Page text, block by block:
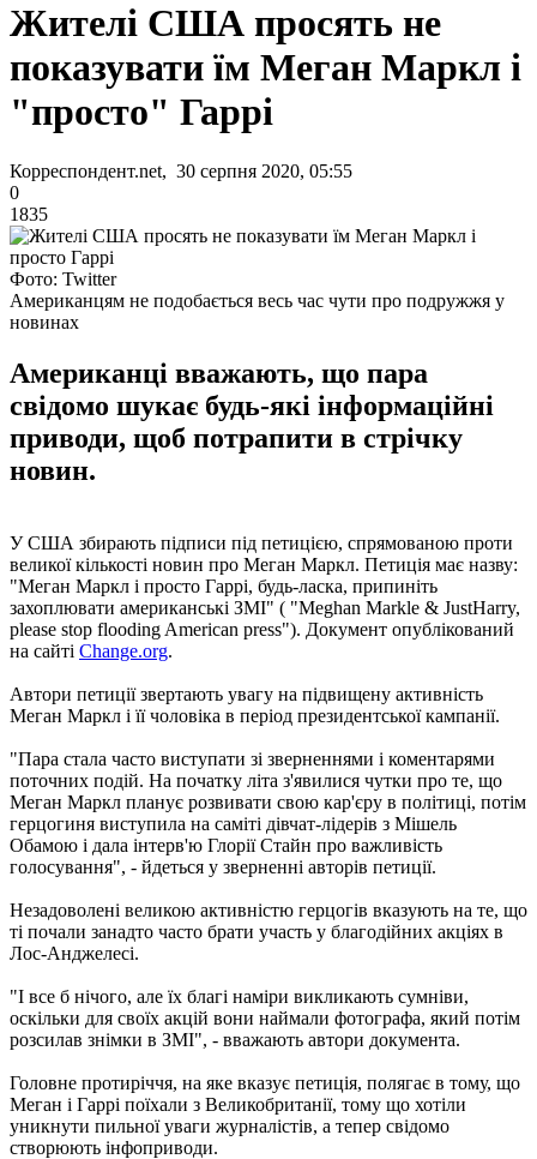
Жителі США просять не
показувати їм Меган Маркл і
"просто" Гаррі
Корреспондент.net, 30 серпня 2020, 05:55
0
1835
Фото: Twitter
Американцям не подобається весь час чути про подружжя у
новинах
Американці вважають, що пара
свідомо шукає будь-які інформаційні
приводи, щоб потрапити в стрічку
новин.
У США збирають підписи під петицією, спрямованою проти
великої кількості новин про Меган Маркл. Петиція має назву:
"Меган Маркл і просто Гаррі, будь-ласка, припиніть
захоплювати американські ЗМІ" ( "Meghan Markle & JustHarry,
please stop flooding American press"). Документ опублікований
на сайті Change.org.
Автори петиції звертають увагу на підвищену активність
Меган Маркл і її чоловіка в період президентської кампанії.
"Пара стала часто виступати зі зверненнями і коментарями
поточних подій. На початку літа з'явилися чутки про те, що
Меган Маркл планує розвивати свою кар'єру в політиці, потім
герцогиня виступила на саміті дівчат-лідерів з Мішель
Обамою і дала інтерв'ю Глорії Стайн про важливість
голосування", - йдеться у зверненні авторів петиції.
Незадоволені великою активністю герцогів вказують на те, що
ті почали занадто часто брати участь у благодійних акціях в
Лос-Анджелесі.
"І все б нічого, але їх благі наміри викликають сумніви,
оскільки для своїх акцій вони наймали фотографа, який потім
розсилав знімки в ЗМІ", - вважають автори документа.
Головне протиріччя, на яке вказує петиція, полягає в тому, що
Меган і Гаррі поїхали з Великобританії, тому що хотіли
уникнути пильної уваги журналістів, а тепер свідомо
створюють інфоприводи.